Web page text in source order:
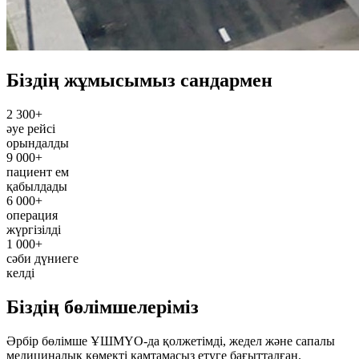
Біздің жұмысымыз сандармен
2 300+
әуе рейсі
орындалды
9 000+
пациент ем
қабылдады
6 000+
операция
жүргізілді
1 000+
сәби дүниеге
келді
Біздің бөлімшелеріміз
Әрбір бөлімше ҰШМҮО-да қолжетімді, жедел және сапалы
медициналық көмекті қамтамасыз етуге бағытталған.